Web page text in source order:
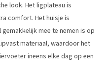
look. Het ligplateau is
comfort. Het huisje is
mee te nemen is op
materiaal, waardoor het
ineens elke dag op een